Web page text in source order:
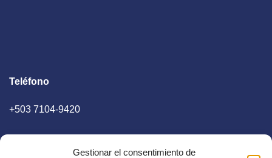
Gestionar el consentimiento de
Teléfono
+503 7104-9420